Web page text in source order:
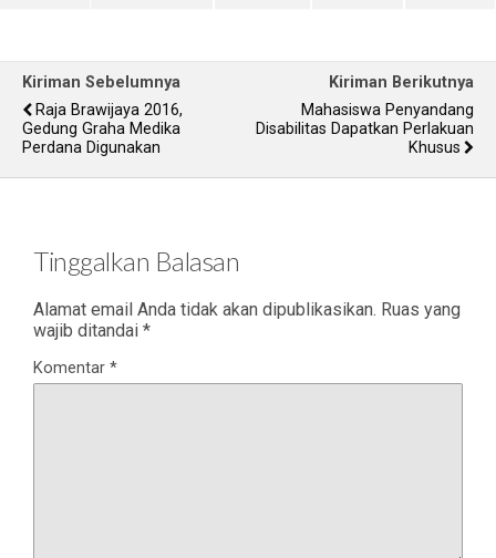
Kiriman Sebelumnya
Raja Brawijaya 2016,
Gedung Graha Medika
Perdana Digunakan
Kiriman Berikutnya
Mahasiswa Penyandang
Disabilitas Dapatkan Perlakuan
Khusus
Tinggalkan Balasan
Alamat email Anda tidak akan dipublikasikan. Ruas yang
wajib ditandai *
Komentar *